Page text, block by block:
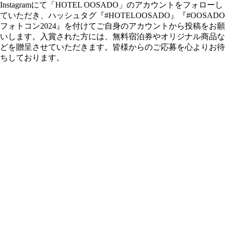
Instagramにて「HOTEL OOSADO」のアカウントをフォローし
ていただき、ハッシュタグ『#HOTELOOSADO』『#OOSADO
フォトコン2024』を付けてご自身のアカウントから投稿をお願
いします。⼊賞された⽅には、無料宿泊券やオリジナル商品な
どを贈呈させていただきます。皆様からのご応募を心よりお待
ちしております。